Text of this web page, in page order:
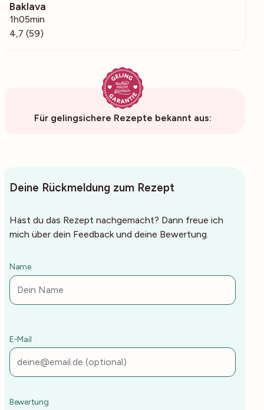
Baklava
1h05min
4,7 (59)
Für gelingsichere Rezepte bekannt aus:
Deine Rückmeldung zum Rezept
Hast du das Rezept nachgemacht? Dann freue ich
mich über dein Feedback und deine Bewertung.
Name
E-Mail